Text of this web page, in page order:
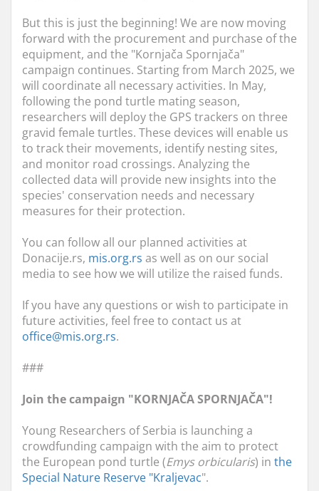
But this is just the beginning! We are now moving
forward with the procurement and purchase of the
equipment, and the "Kornjača Spornjača"
campaign continues. Starting from March 2025, we
will coordinate all necessary activities. In May,
following the pond turtle mating season,
researchers will deploy the GPS trackers on three
gravid female turtles. These devices will enable us
to track their movements, identify nesting sites,
and monitor road crossings. Analyzing the
collected data will provide new insights into the
species' conservation needs and necessary
measures for their protection.
You can follow all our planned activities at
Donacije.rs, mis.org.rs as well as on our social
media to see how we will utilize the raised funds.
If you have any questions or wish to participate in
future activities, feel free to contact us at
office@mis.org.rs.
###
Join the campaign "KORNJAČA SPORNJAČA"!
Young Researchers of Serbia is launching a
crowdfunding campaign with the aim to protect
the European pond turtle (Emys orbicularis) in the
Special Nature Reserve "Kraljevac".